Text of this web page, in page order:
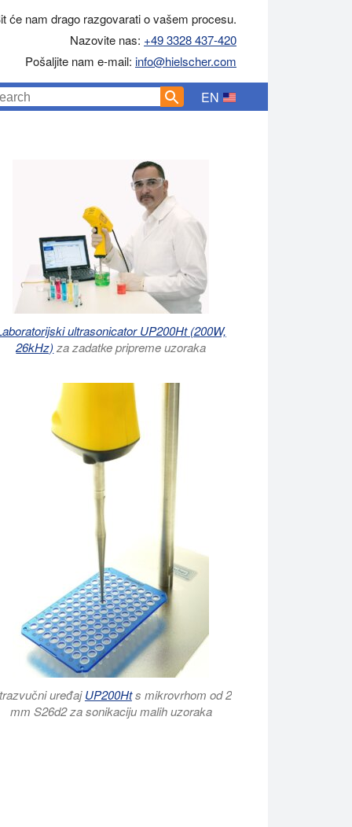
će nam drago razgovarati o vašem procesu.
Nazovite nas: +49 3328 437-420
Pošaljite nam e-mail: info@hielscher.com
EN
ultrasonicator UP200Ht (200W,
26kHz) za zadatke pripreme uzoraka
uređajUP200Hts mikrovrhom od 2
mm S26d2 za sonikaciju malih uzoraka